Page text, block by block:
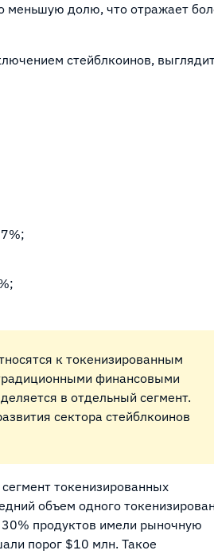
меньшую долю, что отражает
стейблкоинов,
к токенизированным
финансовыми
в отдельный сегмент.
сектора стейблкоинов
токенизированных
объем одного
продуктов имели рыночную
порог $10 млн. Такое